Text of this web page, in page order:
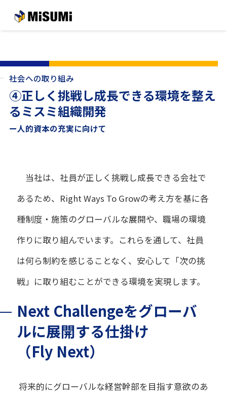
メインコンテンツへスキップする
社会への取り組み
④正しく挑戦し成長できる環境を整え
るミスミ組織開発
ー人的資本の充実に向けて
当社は、社員が正しく挑戦し成長できる会社で
あるため、Right Ways To Growの考え方を基に各
種制度・施策のグローバルな展開や、職場の環境
作りに取り組んでいます。これらを通して、社員
は何ら制約を感じることなく、安心して「次の挑
戦」に取り組むことができる環境を実現します。
Next Challengeをグローバ
ルに展開する仕掛け
（Fly Next）
将来的にグローバルな経営幹部を目指す意欲のあ